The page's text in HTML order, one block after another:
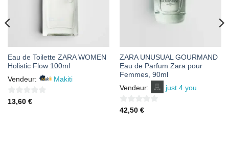
Eau de Toilette ZARA WOMEN
Holistic Flow 100ml
Vendeur:
Makiti
0
13,60 €
ZARA UNUSUAL GOURMAND
Eau de Parfum Zara pour
Femmes, 90ml
Vendeur:
just 4 you
0
42,50 €